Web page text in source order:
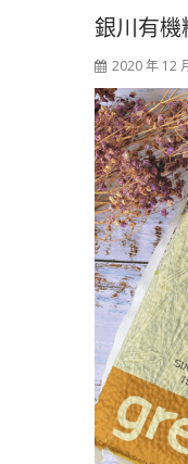
銀川有機
2020 年 12